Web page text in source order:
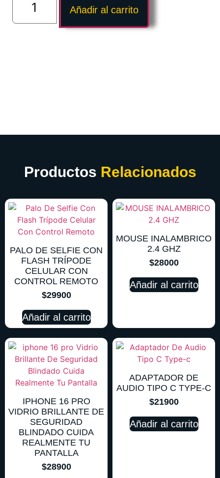
Añadir al carrito
Productos Relacionados
PALO DE SELFIE CON
FLASH TRÍPODE
CELULAR CON
CONTROL REMOTO
$29900
Añadir al carrito
MOUSE INALAMBRICO
2.4 GHZ
$28000
Añadir al carrito
IPHONE 16 PRO
VIDRIO BRILLANTE DE
SEGURIDAD
BLINDADO CUIDA
REALMENTE TU
PANTALLA
$28900
ADAPTADOR DE
AUDIO TIPO C TYPE-C
$21900
Añadir al carrito